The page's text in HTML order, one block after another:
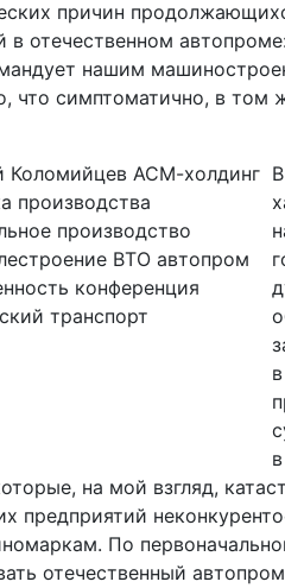
причин
в отечественном
нашим
что симптоматично, в том
на мой взгляд,
предприятий
По
отечественный